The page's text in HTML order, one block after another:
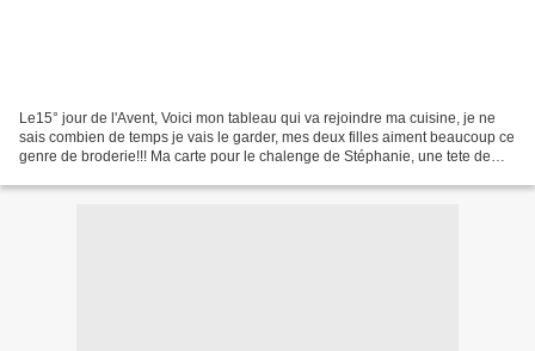
Le15° jour de l'Avent, Voici mon tableau qui va rejoindre ma cuisine, je ne
sais combien de temps je vais le garder, mes deux filles aiment beaucoup ce
genre de broderie!!! Ma carte pour le chalenge de Stéphanie, une tete de